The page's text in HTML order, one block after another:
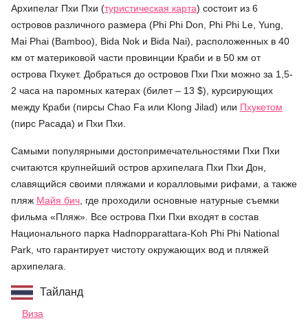
Архипелаг Пхи Пхи (туристическая карта) состоит из 6
островов различного размера (Phi Phi Don, Phi Phi Le, Yung,
Mai Phai (Bamboo), Bida Nok и Bida Nai), расположенных в 40
км от материковой части провинции Краби и в 50 км от
острова Пхукет. Добраться до островов Пхи Пхи можно за 1,5-
2 часа на паромных катерах (билет – 13 $), курсирующих
между Краби (пирсы Chao Fa или Klong Jilad) или Пхукетом
(пирс Расада) и Пхи Пхи.
Самыми популярными достопримечательностями Пхи Пхи
считаются крупнейший остров архипелага Пхи Пхи Дон,
славящийся своими пляжами и коралловыми рифами, а также
пляж Майя бич, где проходили основные натурные съемки
фильма «Пляж». Все острова Пхи Пхи входят в состав
Национального парка Hadnopparattara-Koh Phi Phi National
Park, что гарантирует чистоту окружающих вод и пляжей
архипелага.
Тайланд
Виза